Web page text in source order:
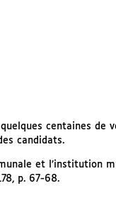
centaines de
candidats.
et l’institution
p. 67-68.